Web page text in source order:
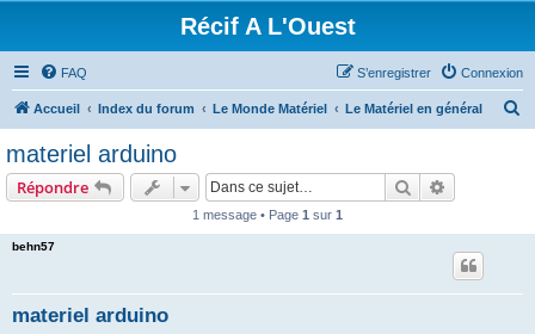
Récif A L'Ouest
FAQ Connexion
S’enregistrer
Accueil Index du forum Le Monde Matériel Le Matériel en général
materiel arduino
Répondre Rechercher
1 message • Page 1 sur 1
behn57
materiel arduino